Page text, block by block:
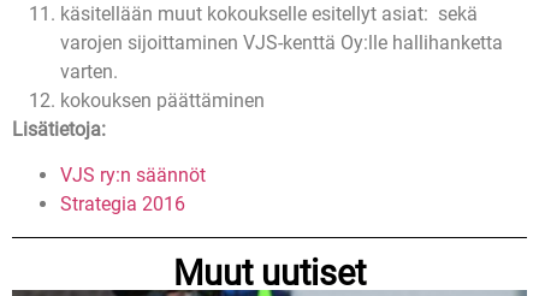
käsitellään muut kokoukselle esitellyt asiat: sekä
varojen sijoittaminen VJS-kenttä Oy:lle hallihanketta
varten.
kokouksen päättäminen
Lisätietoja:
VJS ry:n säännöt
Strategia 2016
Muut uutiset